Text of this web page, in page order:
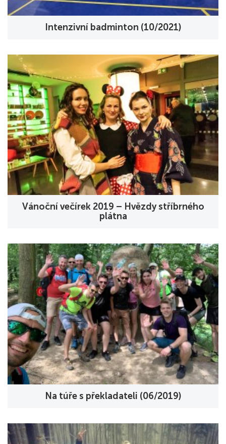
Intenzivní badminton (10/2021)
Vánoční večírek 2019 – Hvězdy stříbrného
plátna
Na túře s překladateli (06/2019)